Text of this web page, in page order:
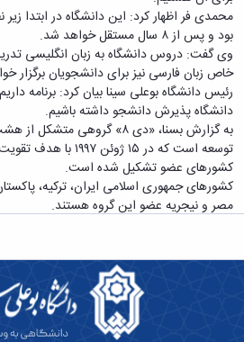
مقام
معظم
رهبری
تماس
با
دانشگاه
روابط
عمومی
آدرس
دانشکده‌ها
شماره
تلفن‌ها
آموزش
کارکنان
سایر
تقویم
آموزشی
نظامنامه
اخلاق
آموزش
دانش‌آموختگان
آزمایشگاه
باستان
شناسی
آزمایشگاه
هوش
ربات
و
بینایی
آزمایشگاه
ژئوماتیک
پژوهش
کتابخانه
و
و
حسابداری
رزن
صنایع
غذایی
بهار
مجتمع
آموزش
عالی
فاطمیه
نهاوند
زمین
چمن
سالن‌های
ورزشی
تفریحی-
سیاحتی
باغ
دانشگاه
موزه
تاریخ
طبیعی
دانشگاه
(محمد)
محمدی فر اظهار کرد: این دانشگاه در ابتدا
بود و پس از ۸ سال مستقل خواهد شد.
وی گفت: دروس دانشگاه به زبان انگلیسی
خاص زبان فارسی نیز برای دانشجویان برگزار
رئیس دانشگاه بوعلی سینا بیان کرد: برنامه
دانشگاه پذیرش دانشجو داشته باشیم.
به گزارش بسنا، «دی ۸» گروهی
توسعه است که در ۱۵
کشورهای عضو تشکیل شده است.
کشورهای جمهوری اسلامی ایران، ترکیه،
مصر و نیجریه عضو این گروه هستند.